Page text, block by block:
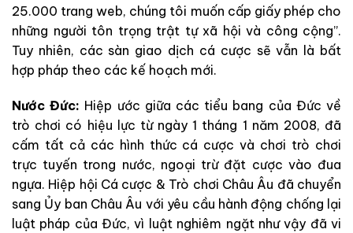
25.000 trang web, chúng tôi muốn cấp giấy phép cho
những người tôn trọng trật tự xã hội và công cộng”.
Tuy nhiên, các sàn giao dịch cá cược sẽ vẫn là bất
hợp pháp theo các kế hoạch mới.
Nước Đức: Hiệp ước giữa các tiểu bang của Đức về
trò chơi có hiệu lực từ ngày 1 tháng 1 năm 2008, đã
cấm tất cả các hình thức cá cược và chơi trò chơi
trực tuyến trong nước, ngoại trừ đặt cược vào đua
ngựa. Hiệp hội Cá cược & Trò chơi Châu Âu đã chuyển
sang Ủy ban Châu Âu với yêu cầu hành động chống lại
luật pháp của Đức, vì luật nghiêm ngặt như vậy đã vi